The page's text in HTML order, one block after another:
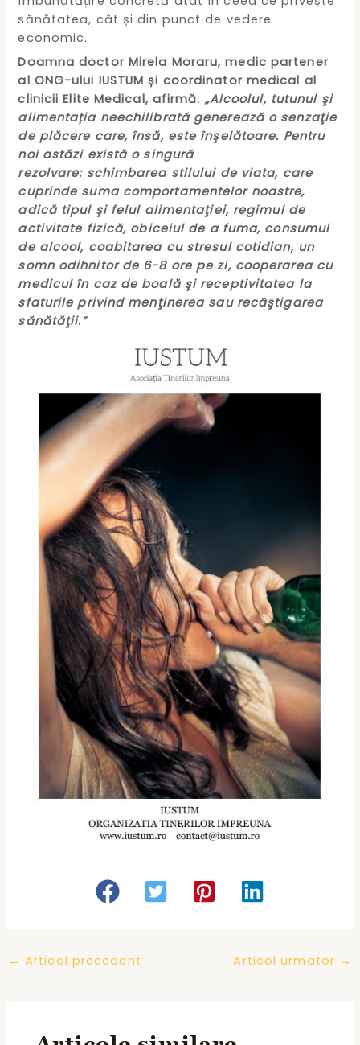
sănătatea, cât și din punct de vedere
economic.
Doamna doctor Mirela Moraru, medic partener
al ONG-ului IUSTUM și coordinator medical al
clinicii Elite Medical, afirmă: „Alcoolul, tutunul şi
alimentația neechilibrată generează o senzaţie
de plăcere care, însă, este înşelătoare. Pentru
noi astăzi există o singură
rezolvare: schimbarea stilului de viata, care
cuprinde suma compor­tamentelor noastre,
adică tipul şi felul alimentaţiei, regimul de
activitate fi­zică, obiceiul de a fuma, consumul
de alcool, coabitarea cu stresul cotidian, un
somn odihnitor de 6-8 ore pe zi, cooperarea cu
medicul în caz de boală şi receptivitatea la
sfaturile privind menţinerea sau recâştigarea
sănătăţii.”
Post
navigation
← Articol precedent Articol urmator →